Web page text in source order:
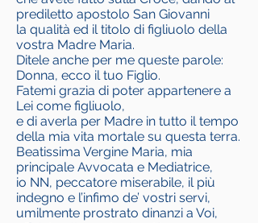
prediletto apostolo San Giovanni
la qualità ed il titolo di figliuolo della
vostra Madre Maria.
Ditele anche per me queste parole:
Donna, ecco il tuo Figlio.
Fatemi grazia di poter appartenere a
Lei come figliuolo,
e di averla per Madre in tutto il tempo
della mia vita mortale su questa terra.
Beatissima Vergine Maria, mia
principale Avvocata e Mediatrice,
io NN, peccatore miserabile, il più
indegno e l’infimo de’ vostri servi,
umilmente prostrato dinanzi a Voi,